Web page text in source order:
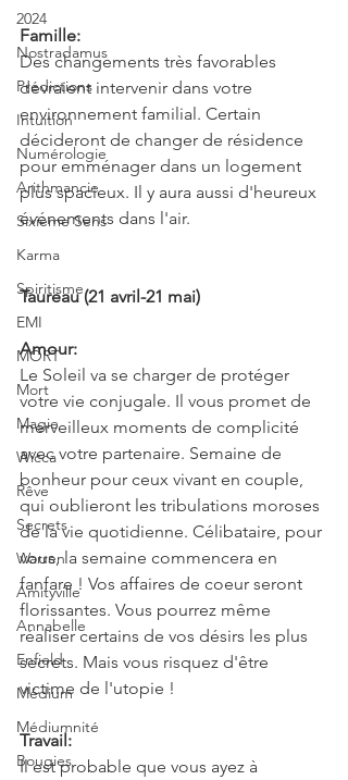
2024
Nostradamus
Prédictions
Intuition
Numérologie
Arithmancie
Sixième Sens
Karma
Spiritisme
EMI
MORT
Mort
Magie
Wicca
Rêve
Secrets
Warren
Amityville
Annabelle
Enfield
Médium
Médiumnité
Bougies
Famille:
Des changements très favorables
devraient intervenir dans votre
environnement familial. Certain
décideront de changer de résidence
pour emménager dans un logement
plus spacieux. Il y aura aussi d'heureux
événements dans l'air.
Taureau (21 avril-21 mai)
Amour:
Le Soleil va se charger de protéger
votre vie conjugale. Il vous promet de
merveilleux moments de complicité
avec votre partenaire. Semaine de
bonheur pour ceux vivant en couple,
qui oublieront les tribulations moroses
de la vie quotidienne. Célibataire, pour
vous, la semaine commencera en
fanfare ! Vos affaires de coeur seront
florissantes. Vous pourrez même
réaliser certains de vos désirs les plus
secrets. Mais vous risquez d'être
victime de l'utopie !
Travail:
Il est probable que vous ayez à